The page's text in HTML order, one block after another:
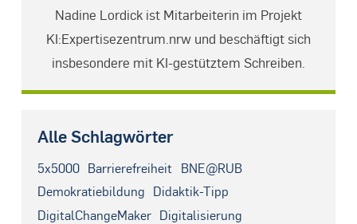
Nadine Lordick ist Mitarbeiterin im Projekt
KI:Expertisezentrum.nrw und beschäftigt sich
insbesondere mit KI-gestütztem Schreiben.
Alle Schlagwörter
5x5000 Barrierefreiheit BNE@RUB
Demokratiebildung Didaktik-Tipp
DigitalChangeMaker Digitalisierung